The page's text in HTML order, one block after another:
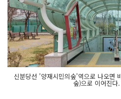
신분당선 '양재시민의숲'역으로 나오면
숲)으로 이어진